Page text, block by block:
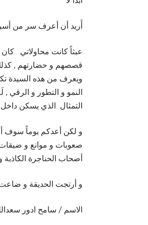
أَريد أن أعرف سر من
عبثاً كانت محاولاتي
قصصهم و حضارتهم , كذلك
ويعرف من هذه السيدة
النمو و التطور و
التمثال الذي يسكن
و لكن أعدكم يوماً سوف
صعوبات و موانع و ضيقات
أصحاب الحناجرة
و أرتجت الحديقة و
الاسم / سامح ادور